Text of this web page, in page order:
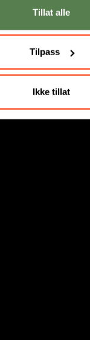
Tillat alle
Tilpass
Ikke tillat
klart uten det
på Noroff.